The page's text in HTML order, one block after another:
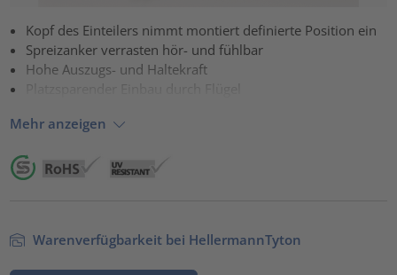
Kopf des Einteilers nimmt montiert definierte Position ein
Spreizanker verrasten hör- und fühlbar
Hohe Auszugs- und Haltekraft
Mehr anzeigen
Warenverfügbarkeit bei HellermannTyton